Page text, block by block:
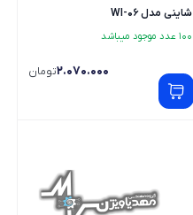
شاینی مدل WI-06
100 عدد موجود میباشد
2.070.000تومان